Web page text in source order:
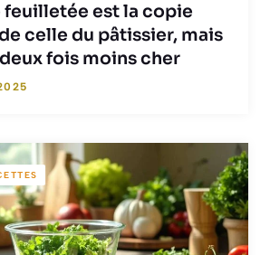
feuilletée est la copie
celle du pâtissier, mais
fois moins cher